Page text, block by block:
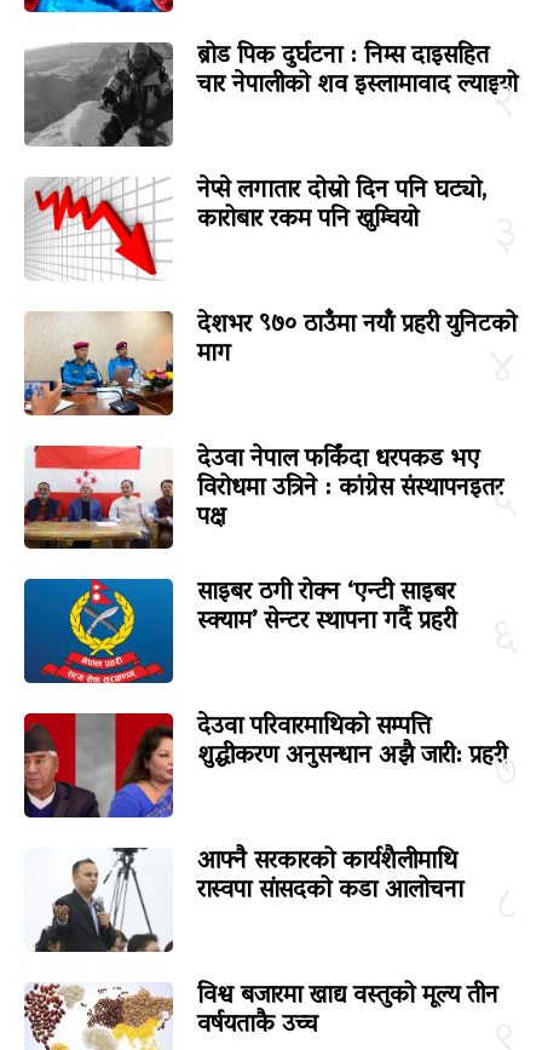
२
ब्रोड पिक दुर्घटना : निम्स दाइसहित
चार नेपालीको शव इस्लामावाद ल्याइयो
नेप्से लगातार दोस्रो दिन पनि घट्यो,
कारोबार रकम पनि खुम्चियो
देशभर ९७० ठाउँमा नयाँ प्रहरी युनिटको
माग
५
देउवा नेपाल फर्किंदा धरपकड भए
विरोधमा उत्रिने : कांग्रेस संस्थापनइतर
पक्ष
साइबर ठगी रोक्न ‘एन्टी साइबर
स्क्याम’ सेन्टर स्थापना गर्दै प्रहरी
७
देउवा परिवारमाथिको सम्पत्ति
शुद्धीकरण अनुसन्धान अझै जारी: प्रहरी
आफ्नै सरकारको कार्यशैलीमाथि
रास्वपा सांसदको कडा आलोचना
विश्व बजारमा खाद्य वस्तुको मूल्य तीन
वर्षयताकै उच्च